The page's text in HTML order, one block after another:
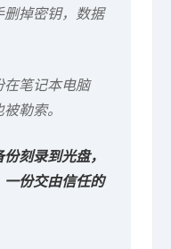
掉密钥，数据
笔记本电脑
勒索。
刻录到光盘，
份交由信任的